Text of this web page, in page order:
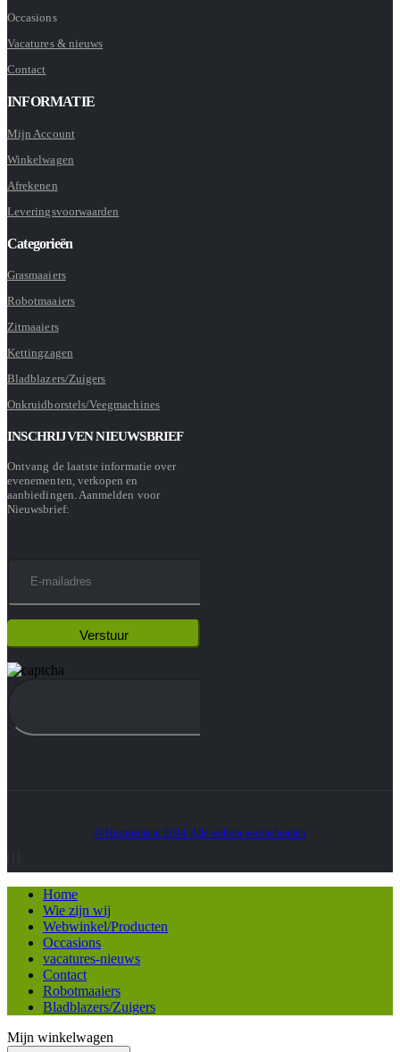
Occasions
Vacatures & nieuws
Contact
INFORMATIE
Mijn Account
Winkelwagen
Afrekenen
Leveringsvoorwaarden
Categorieën
Grasmaaiers
Robotmaaiers
Zitmaaiers
Kettingzagen
Bladblazers/Zuigers
Onkruidborstels/Veegmachines
INSCHRIJVEN NIEUWSBRIEF
Ontvang de laatste informatie over
evenementen, verkopen en
aanbiedingen. Aanmelden voor
Nieuwsbrief:
© Heatmedia.nl 2024. Alle rechten voorbehouden
Home
Wie zijn wij
Webwinkel/Producten
Occasions
vacatures-nieuws
Contact
Robotmaaiers
Bladblazers/Zuigers
Mijn winkelwagen